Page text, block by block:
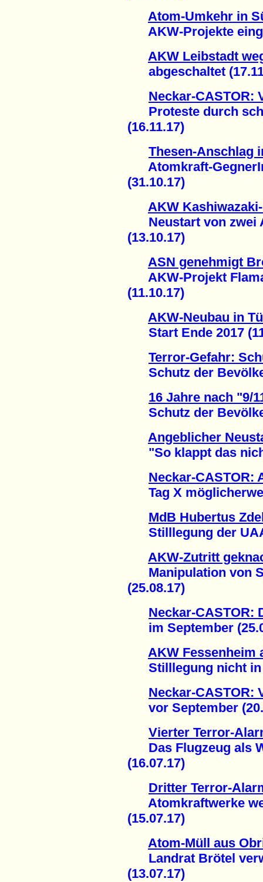
Atom-Umkehr in
AKW-Projekte
AKW Leibstadt
abgeschaltet
Neckar-CASTOR:
Proteste durch
(16.11.17)
Thesen-Anschlag
Atomkraft-
(31.10.17)
AKW
Neustart von zwei
(13.10.17)
ASN genehmigt
AKW-Projekt
(11.10.17)
AKW-Neubau in
Start Ende 2017
Terror-Gefahr:
Schutz der
16 Jahre nach "9/
Schutz der
Angeblicher
"So klappt das
Neckar-CASTOR:
Tag X
MdB Hubertus
Stilllegung der
AKW-Zutritt
Manipulation von
(25.08.17)
Neckar-CASTOR:
im September
AKW Fessenheim
Stilllegung nicht in
Neckar-CASTOR:
vor September
Vierter Terror-
Das Flugzeug als
(16.07.17)
Dritter Terror-
Atomkraftwerke
(15.07.17)
Atom-Müll aus
Landrat Brötel
(13.07.17)